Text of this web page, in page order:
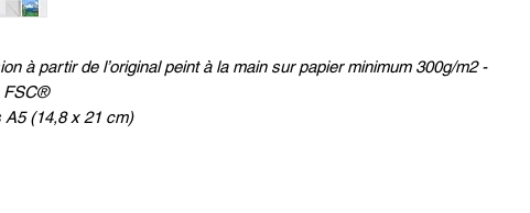
à partir de l’original peint à la main sur papier minimum 300g/m2 -
FSC®
A5 (14,8 x 21 cm)